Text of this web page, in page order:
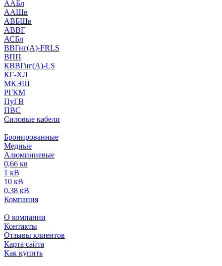
ААБл
ААШв
АВБШв
АВВГ
АСБл
ВВГнг(А)-FRLS
ВПП
КВВГнг(А)-LS
КГ-ХЛ
МКЭШ
РГКМ
ПуГВ
ПВС
Силовые кабели
Бронированные
Медные
Алюминиевые
0,66 кв
1 кВ
10 кВ
0,38 кВ
Компания
О компании
Контакты
Отзывы клиентов
Карта сайта
Как купить